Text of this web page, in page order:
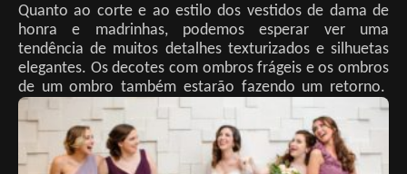
Quanto ao corte e ao estilo dos vestidos de dama de
honra e madrinhas, podemos esperar ver uma
tendência de muitos detalhes texturizados e silhuetas
elegantes. Os decotes com ombros frágeis e os ombros
de um ombro também estarão fazendo um retorno.